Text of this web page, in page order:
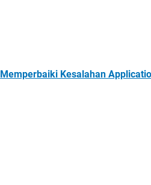
Memperbaiki Kesalahan